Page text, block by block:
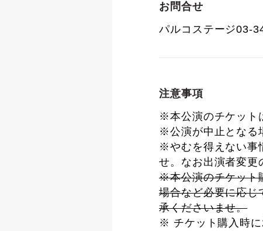
お問合せ
パルコステージ03-
注意事項
※本公演のチケット
※公演が中止となる
※やむを得えない事
せ。なお出演者変更
※本公演のチケット
場合など必要に応じ
承くださいませ。
※ チケット購入時に